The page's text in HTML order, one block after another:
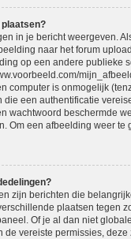
plaatsen?
in je bericht weergeven.
naar het forum
op een andere publieke
computer is onmogelijk
die een authentificatie
wachtwoord beschermde
Om een afbeelding weer te
zijn berichten die
plaatsen tegen
Of je al dan niet
de vereiste permissies,